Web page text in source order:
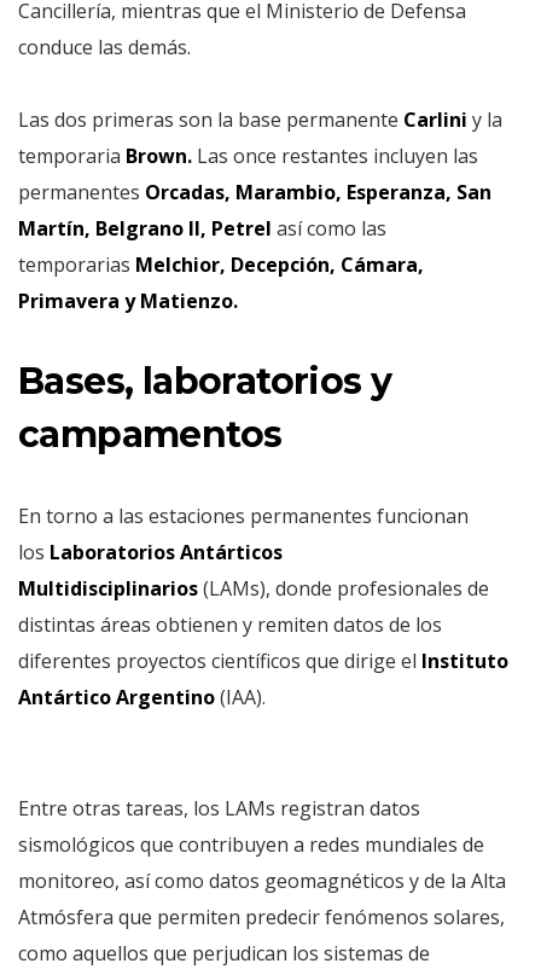
Cancillería, mientras que el Ministerio de Defensa
conduce las demás.
Las dos primeras son la base permanente Carlini y la
temporaria Brown. Las once restantes incluyen las
permanentes Orcadas, Marambio, Esperanza, San
Martín, Belgrano II, Petrel así como las
temporarias Melchior, Decepción, Cámara,
Primavera y Matienzo.
Bases, laboratorios y
campamentos
En torno a las estaciones permanentes funcionan
los Laboratorios Antárticos
Multidisciplinarios(LAMs), donde profesionales de
distintas áreas obtienen y remiten datos de los
diferentes proyectos científicos que dirige el Instituto
Antártico Argentino(IAA).
Entre otras tareas, los LAMs registran datos
sismológicos que contribuyen a redes mundiales de
monitoreo, así como datos geomagnéticos y de la Alta
Atmósfera que permiten predecir fenómenos solares,
como aquellos que perjudican los sistemas de